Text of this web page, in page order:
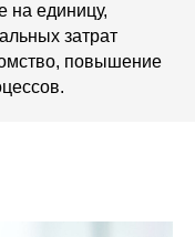
на единицу,
затрат
повышение